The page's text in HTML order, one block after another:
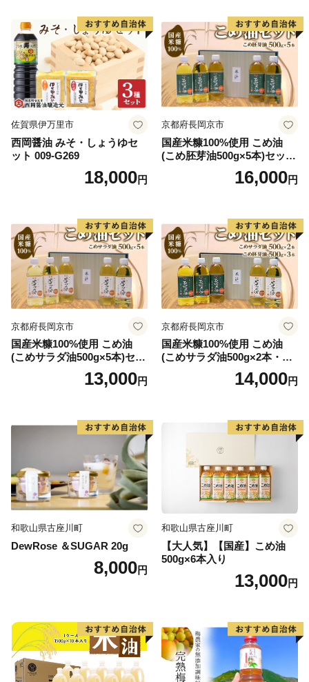
佐賀県伊万里市
西岡醤油 みそ・しょうゆセ
ット 009-G269
18,000円
京都府長岡京市
国産米糠100%使用 こめ油
(こめ胚芽油500g×5本)セット
16,000円
京都府長岡京市
国産米糠100%使用 こめ油
(こめサラダ油500g×5本)セッ
13,000円
京都府長岡京市
国産米糠100%使用 こめ油
(こめサラダ油500g×2本・こ
め胚芽油500g×3本)セット [1
14,000円
和歌山県古座川町
DewRose ＆SUGAR 20g
8,000円
和歌山県古座川町
【大人気】【国産】こめ油
500g×6本入り
13,000円